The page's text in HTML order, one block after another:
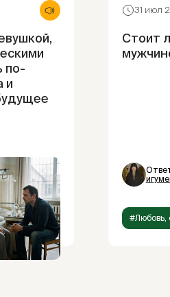
по-
и
31 июл
Стоит
#Любовь,